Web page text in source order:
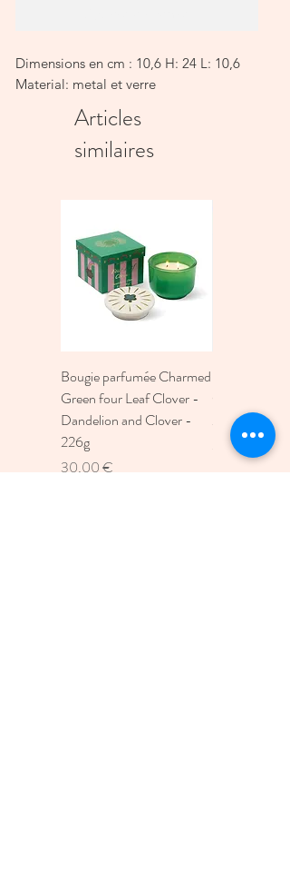
Dimensions en cm : 10,6 H: 24 L: 10,6
Material: metal et verre
Articles
similaires
Bougie parfumée Charmed
Green four Leaf Clover -
Dandelion and Clover -
226g
Prix
30,00 €
Moon
Prix
30,00 €